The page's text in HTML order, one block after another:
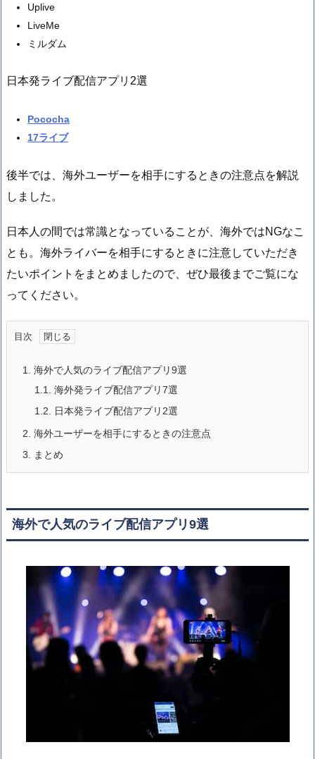
Uplive
LiveMe
ミルダム
日本発ライブ配信アプリ2選
Pococha
17ライブ
後半では、海外ユーザーを相手にするときの注意点を解説
しました。
日本人の間では常識となっていることが、海外ではNGなこ
とも。海外ライバーを相手にするときに注意していただき
たいポイントをまとめましたので、ぜひ最後までご覧にな
ってください。
目次
1.
海外で人気のライブ配信アプリ9選
1.1.
海外発ライブ配信アプリ7選
1.2.
日本発ライブ配信アプリ2選
2. 海外ユーザーを相手にするときの注意点
3.
まとめ
海外で人気のライブ配信アプリ9選